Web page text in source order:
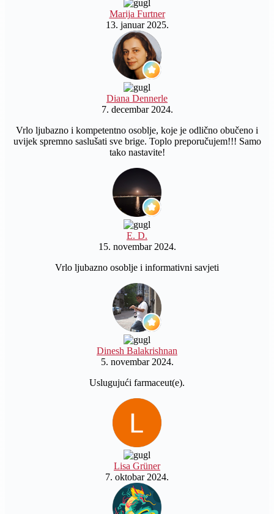
Marija Furtner
13. januar 2025.
Diana Dennerle
7. decembar 2024.
Vrlo ljubazno i kompetentno osoblje, koje je odlično obučeno i
uvijek spremno saslušati sve brige. Toplo preporučujem!!! Samo
tako nastavite!
E. D.
15. novembar 2024.
Vrlo ljubazno osoblje i informativni savjeti
Dinesh Balakrishnan
5. novembar 2024.
Uslugujući farmaceut(e).
Lisa Grüner
7. oktobar 2024.